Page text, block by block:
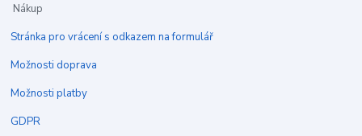
Nákup
Stránka pro vrácení s odkazem na formulář
Možnosti doprava
Možnosti platby
GDPR